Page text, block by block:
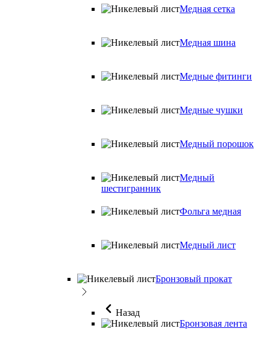
Медная сетка
Медная шина
Медные фитинги
Медные чушки
Медный порошок
Медный
шестигранник
Фольга медная
Медный лист
Бронзовый прокат
Назад
Бронзовая лента